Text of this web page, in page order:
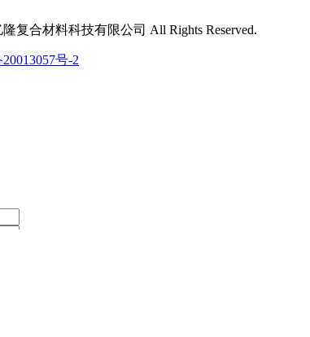
复合材料科技有限公司 All Rights Reserved.
号-2